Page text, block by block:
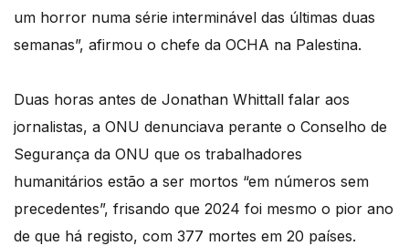
um horror numa série interminável das últimas duas
semanas”, afirmou o chefe da OCHA na Palestina.
Duas horas antes de Jonathan Whittall falar aos
jornalistas, a ONU denunciava perante o Conselho de
Segurança da ONU que os trabalhadores
humanitários estão a ser mortos “em números sem
precedentes”, frisando que 2024 foi mesmo o pior ano
de que há registo, com 377 mortes em 20 países.